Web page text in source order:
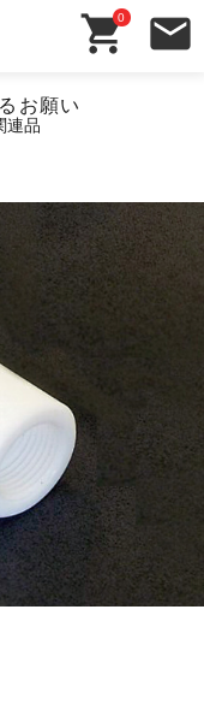
お願い
0
連品